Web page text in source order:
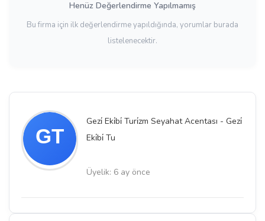
Gezi̇ Eki̇bi̇ Turi̇zm Seyahat Acentası - Gezi̇
Eki̇bi̇ Tu
Üyelik: 6 ay önce
Henüz Değerlendirme Yapılmamış
Bu firma için ilk değerlendirme yapıldığında, yorumlar burada
listelenecektir.